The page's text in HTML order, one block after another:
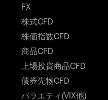
FX
株式CFD
株価指数CFD
商品CFD
上場投資商品CFD
債券先物CFD
バラエティ(VIX他)